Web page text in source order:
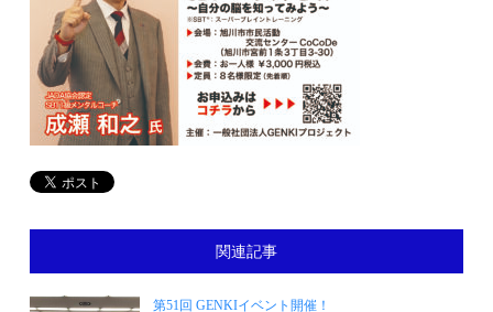
関連記事
第51回 GENKIイベント開催！